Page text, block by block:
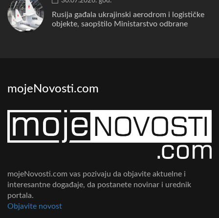
Rusija gađala ukrajinski aerodrom i logističke
objekte, saopštilo Ministarstvo odbrane
mojeNovosti.com
mojeNovosti.com vas pozivaju da objavite aktuelne i
interesantne događaje, da postanete novinar i urednik
portala.
Objavite novost